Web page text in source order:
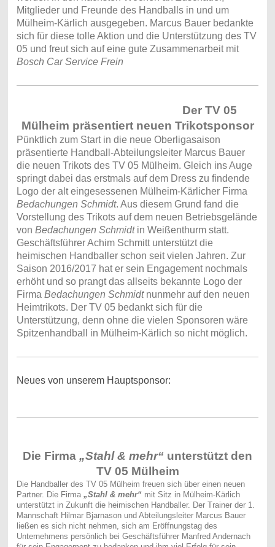
Mitglieder und Freunde des Handballs in und um
Mülheim-Kärlich ausgegeben. Marcus Bauer bedankte
sich für diese tolle Aktion und die Unterstützung des TV
05 und freut sich auf eine gute Zusammenarbeit mit
Bosch Car Service Frein
Der TV 05
Mülheim präsentiert neuen Trikotsponsor
Pünktlich zum Start in die neue Oberligasaison
präsentierte Handball-Abteilungsleiter Marcus Bauer
die neuen Trikots des TV 05 Mülheim. Gleich ins Auge
springt dabei das erstmals auf dem Dress zu findende
Logo der alt eingesessenen Mülheim-Kärlicher Firma
Bedachungen Schmidt. Aus diesem Grund fand die
Vorstellung des Trikots auf dem neuen Betriebsgelände
von Bedachungen Schmidtin Weißenthurm statt.
Geschäftsführer Achim Schmitt unterstützt die
heimischen Handballer schon seit vielen Jahren. Zur
Saison 2016/2017 hat er sein Engagement nochmals
erhöht und so prangt das allseits bekannte Logo der
Firma Bedachungen Schmidtnunmehr auf den neuen
Heimtrikots. Der TV 05 bedankt sich für die
Unterstützung, denn ohne die vielen Sponsoren wäre
Spitzenhandball in Mülheim-Kärlich so nicht möglich.
Neues von unserem Hauptsponsor:
Die Firma „Stahl & mehr“ unterstützt den
TV 05 Mülheim
Die Handballer des TV 05 Mülheim freuen sich über einen neuen
Partner. Die Firma „Stahl & mehr“ mit Sitz in Mülheim-Kärlich
unterstützt in Zukunft die heimischen Handballer. Der Trainer der 1.
Mannschaft Hilmar Bjarnason und Abteilungsleiter Marcus Bauer
ließen es sich nicht nehmen, sich am Eröffnungstag des
Unternehmens persönlich bei Geschäftsführer Manfred Andernach